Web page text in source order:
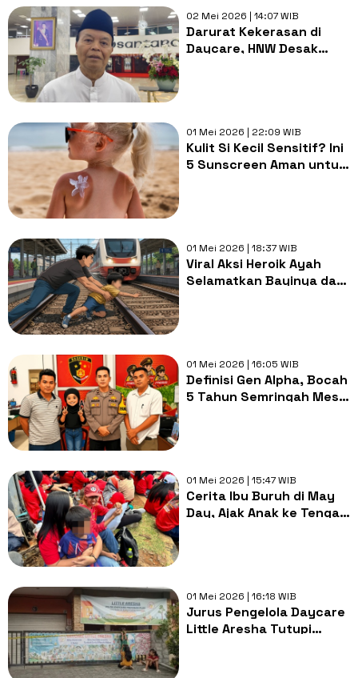
02 Mei 2026 | 14:07 WIB
Darurat Kekerasan di
Daycare, HNW Desak
01 Mei 2026 | 22:09 WIB
Kulit Si Kecil Sensitif? Ini
5 Sunscreen Aman untuk
01 Mei 2026 | 18:37 WIB
Viral Aksi Heroik Ayah
Selamatkan Bayinya dari
01 Mei 2026 | 16:05 WIB
Definisi Gen Alpha, Bocah
5 Tahun Semringah Meski
01 Mei 2026 | 15:47 WIB
Cerita Ibu Buruh di May
Day, Ajak Anak ke Tengah
01 Mei 2026 | 16:18 WIB
Jurus Pengelola Daycare
Little Aresha Tutupi